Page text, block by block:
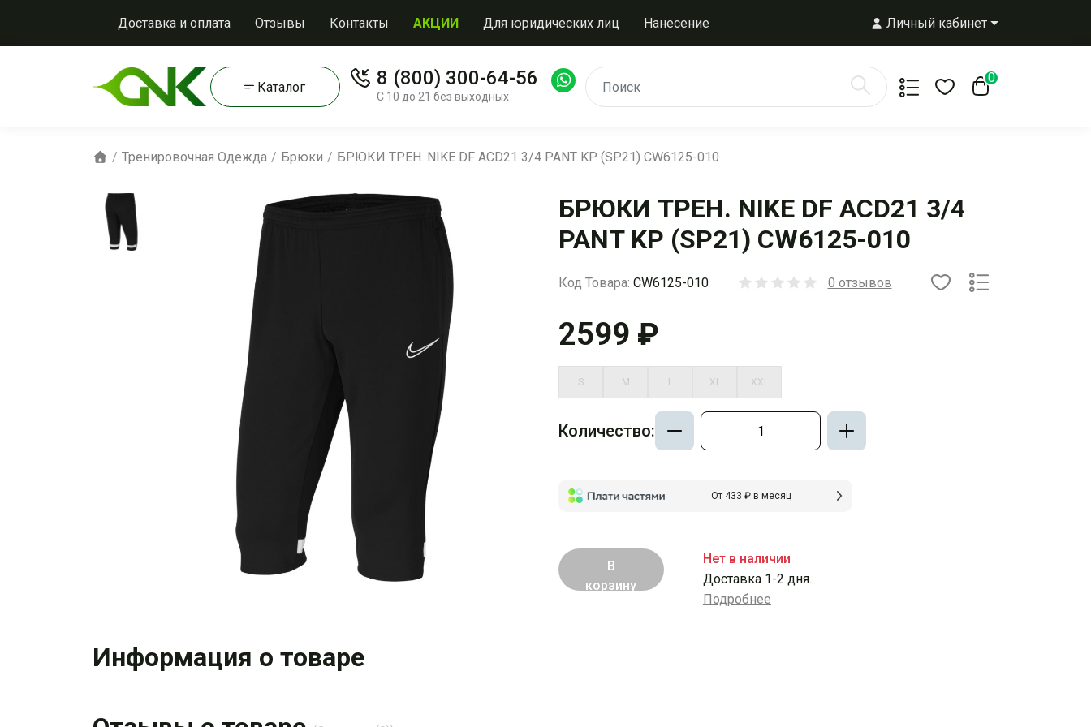
Доставка и оплата Отзывы Контакты АКЦИИ Для юридических лиц Нанесение Личный кабинет
Каталог 8 (800) 300-64-56
С 10 до 21 без выходных
0
Тренировочная Одежда Брюки БРЮКИ ТРЕН. NIKE DF ACD21 3/4 PANT KP (SP21) CW6125-010
БРЮКИ ТРЕН. NIKE DF ACD21 3/4
PANT KP (SP21) CW6125-010
Код Товара: CW6125-010 0 отзывов
2599 ₽
S M L XL XXL
Количество:
От 433 ₽ в месяц
В
корзину
Нет в наличии
Доставка 1-2 дня.
Подробнее
Информация о товаре